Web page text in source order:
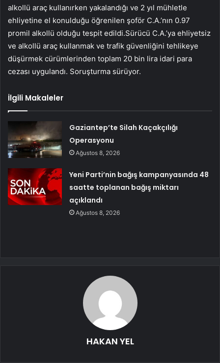
alkollü araç kullanırken yakalandığı ve 2 yıl mühletle
ehliyetine el konulduğu öğrenilen şoför C.A.’nın 0.97
promil alkollü olduğu tespit edildi.Sürücü C.A.’ya ehliyetsiz
ve alkollü araç kullanmak ve trafik güvenliğini tehlikeye
düşürmek cürümlerinden toplam 20 bin lira idari para
cezası uygulandı. Soruşturma sürüyor.
İlgili Makaleler
Gaziantep’te Silah Kaçakçılığı
Operasyonu
Ağustos 8, 2026
Yeni Parti’nin bağış kampanyasında 48
saatte toplanan bağış miktarı
açıklandı
Ağustos 8, 2026
HAKAN YEL